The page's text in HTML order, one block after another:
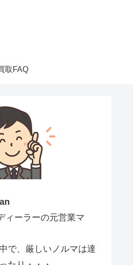
取FAQ
ィーラーの元営業マ
で、厳しいノルマは達